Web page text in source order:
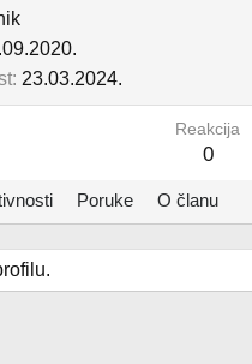
23.03.2024.
Reakcija
0
Poruke O članu